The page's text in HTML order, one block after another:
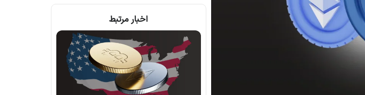
اخبار مرتبط